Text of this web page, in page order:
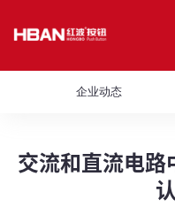
企业动态
交流和直流电路